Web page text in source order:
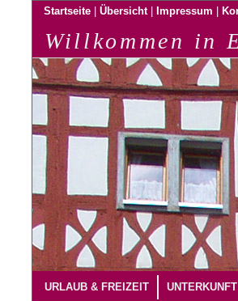
Startseite Übersicht Impressum
Willkommen in
URLAUB & FREIZEIT UNTERKUNFT